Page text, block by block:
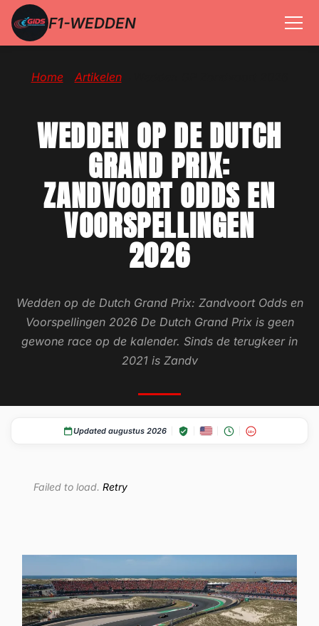
F1-WEDDEN
Home→ Artikelen→
WEDDEN OP DE DUTCH
GRAND PRIX:
ZANDVOORT ODDS EN
VOORSPELLINGEN
2026
Wedden op de Dutch Grand Prix: Zandvoort Odds en
Voorspellingen 2026 De Dutch Grand Prix is geen
gewone race op de kalender. Sinds de terugkeer in
2021 is Zandv
Updated augustus 2026 18+
Failed to load. Retry